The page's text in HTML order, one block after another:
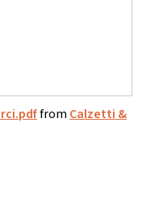
from Calzetti &